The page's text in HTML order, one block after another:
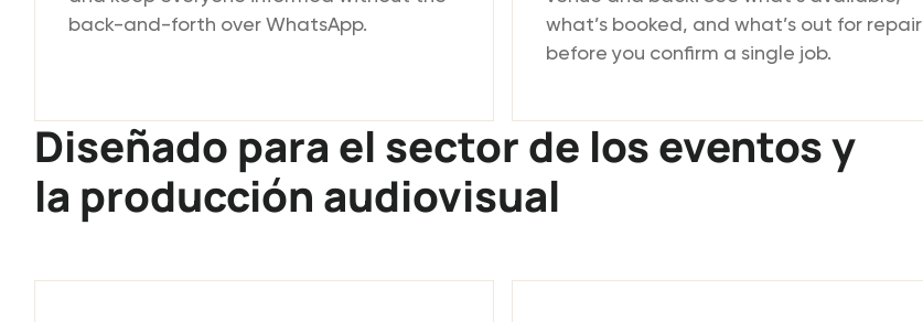
back-and-forth over WhatsApp.
what’s booked, and what’s out for repair
before you confirm a single job.
Diseñado para el sector de los eventos y
la producción audiovisual